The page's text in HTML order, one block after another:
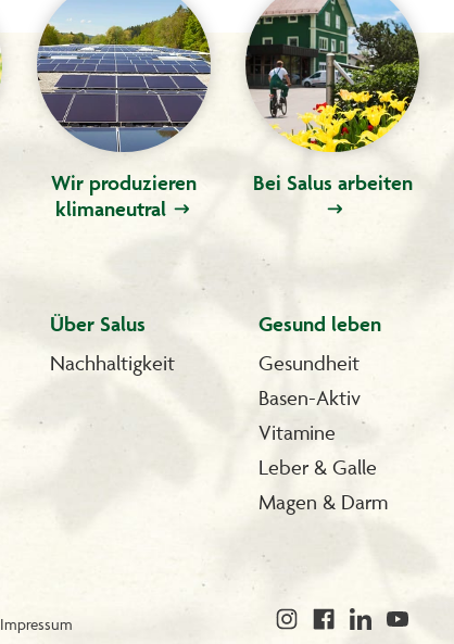
Wir produzieren
klimaneutral
Bei Salus arbeiten
Über Salus
Nachhaltigkeit
Gesund leben
Gesundheit
Basen-Aktiv
Vitamine
Leber & Galle
Magen & Darm
Impressum